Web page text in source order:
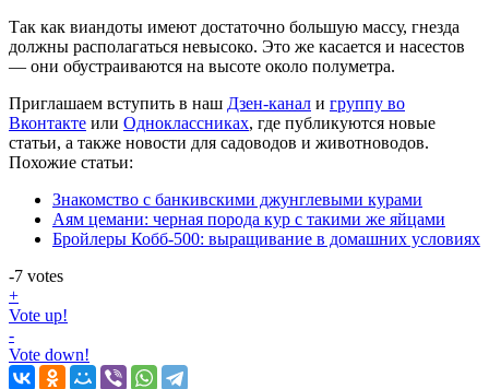
Так как виандоты имеют достаточно большую массу, гнезда
должны располагаться невысоко. Это же касается и насестов
— они обустраиваются на высоте около полуметра.
Приглашаем вступить в наш Дзен-канал и группу во
Вконтакте или Одноклассниках, где публикуются новые
статьи, а также новости для садоводов и животноводов.
Похожие статьи:
Знакомство с банкивскими джунглевыми курами
Аям цемани: черная порода кур с такими же яйцами
Бройлеры Кобб-500: выращивание в домашних условиях
-7 votes
+
Vote up!
-
Vote down!